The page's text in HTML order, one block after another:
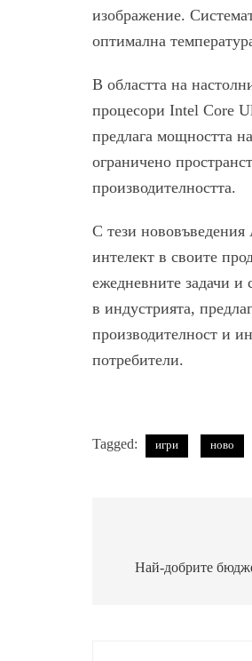
изображение.
оптимална
В областта на
процесори Intel Core
предлага мощността
ограничено
производителността.
С тези нововъведения
интелект в своите
ежедневните задачи и
в индустрията,
производителност и
потребители.
Tagged: игри ново
Най-добрите